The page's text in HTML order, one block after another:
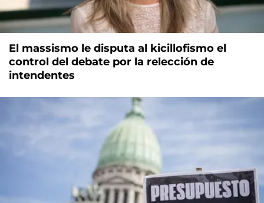
El massismo le disputa al kicillofismo el
control del debate por la relección de
intendentes